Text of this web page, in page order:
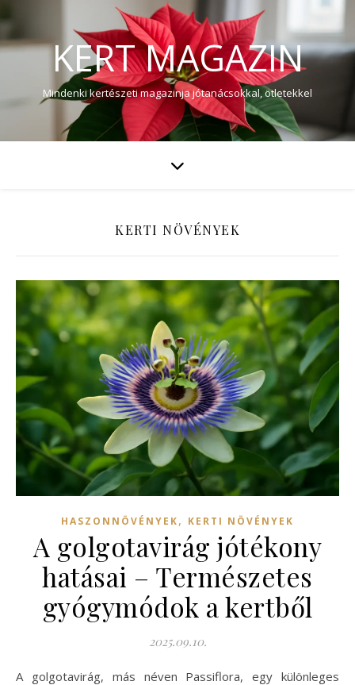
KERT MAGAZIN
Mindenki kertészeti magazinja jótanácsokkal, ötletekkel
KERTI NÖVÉNYEK
HASZONNÖVÉNYEK, KERTI NÖVÉNYEK
A golgotavirág jótékony
hatásai – Természetes
gyógymódok a kertből
2025.09.10.
A golgotavirág, más néven Passiflora, egy különleges